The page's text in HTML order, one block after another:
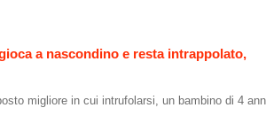
a nascondino e resta intrappolato,
migliore in cui intrufolarsi, un bambino di 4